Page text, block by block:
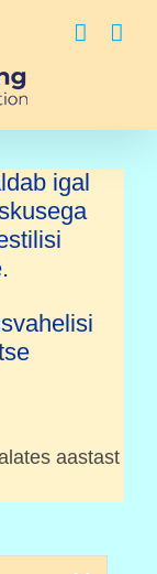
igal
aastast